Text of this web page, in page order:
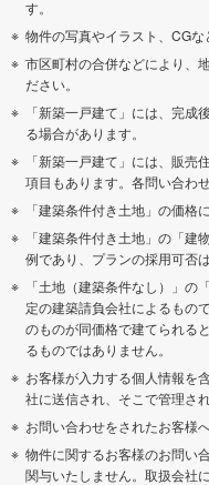
す。
物件の写真やイラスト、CGな
市区町村の合併などにより、
ださい。
「新築一戸建て」には、完
る場合があります。
「新築一戸建て」には、販
項目もあります。各問い合わ
「建築条件付き土地」の価格
「建築条件付き土地」の「
例であり、プランの採用可否は
「土地（建築条件なし）」
定の建築請負会社によるもの
のものが同価格で建てられる
るものではありません。
お客様が入力する個人情報を
社に送信され、そこで管理され
お問い合わせをされたお客様
物件に関するお客様のお問い
関与いたしません。取扱会社